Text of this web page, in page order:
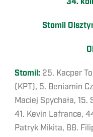
Stomil
Stomil: 25. Kacper
(KPT), 5. Beniamin
Maciej Spychała,
41. Kevin Lafrance,
Patryk Mikita, 88.